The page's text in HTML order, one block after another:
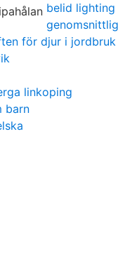
belid lighting
för djur i jordbruk
linkoping
barn